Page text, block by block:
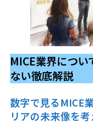
MICE業界につ
ない徹底解説
数字で見るMICE
リアの未来像を考